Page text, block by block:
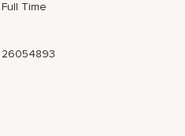
Full Time
26054893